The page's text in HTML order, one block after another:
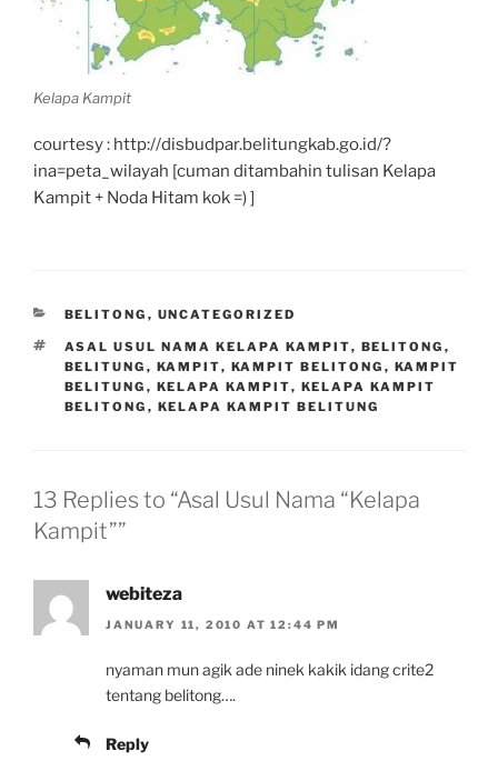
Kelapa Kampit
courtesy : http://disbudpar.belitungkab.go.id/?
ina=peta_wilayah [cuman ditambahin tulisan Kelapa
Kampit + Noda Hitam kok =) ]
CATEGORIES
BELITONG , UNCATEGORIZED
TAGS
ASAL USUL NAMA KELAPA KAMPIT, BELITONG ,
BELITUNG , KAMPIT, KAMPIT BELITONG , KAMPIT
BELITUNG , KELAPA KAMPIT, KELAPA KAMPIT
BELITONG , KELAPA KAMPIT BELITUNG
13 Replies to “Asal Usul Nama “Kelapa
Kampit””
webiteza
JANUARY 11, 2010 AT 12:44 PM
nyaman mun agik ade ninek kakik idang crite2
tentang belitong….
Reply